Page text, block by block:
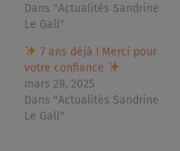
Dans "Actualités Sandrine
Le Gall"
7 ans déjà ! Merci pour
votre confiance
mars 28, 2025
Dans "Actualités Sandrine
Le Gall"